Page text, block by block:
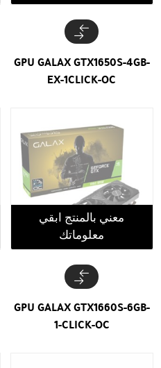
GPU GALAX GTX1650S-4GB-
EX-1CLICK-OC
معني بالمنتج ابقي
معلوماتك
GPU GALAX GTX1660S-6GB-
1-CLICK-OC